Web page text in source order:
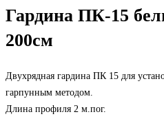
Гардина ПК-15
200см
Двухрядная гардина ПК 15 для
гарпунным методом.
Длина профиля 2 м.пог.